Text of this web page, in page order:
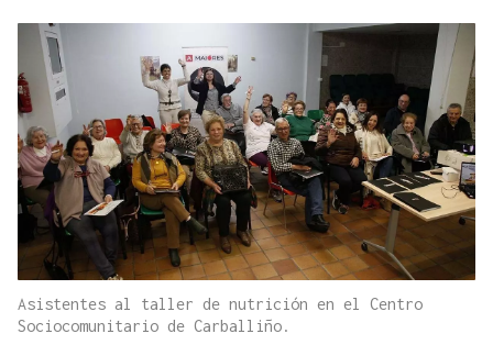
Asistentes al taller de nutrición en el Centro
Sociocomunitario de Carballiño.